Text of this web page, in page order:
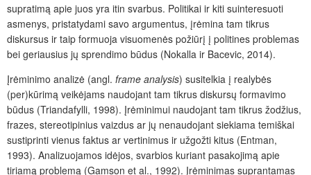
supratimą apie juos yra itin svarbus. Politikai ir kiti suinteresuoti
asmenys, pristatydami savo argumentus, įrėmina tam tikrus
diskursus ir taip formuoja visuomenės požiūrį į politines problemas
bei geriausius jų sprendimo būdus (Nokalla ir Bacevic, 2014).
Įrėminimo analizė (angl. frame analysis) susitelkia į realybės
(per)kūrimą veikėjams naudojant tam tikrus diskursų formavimo
būdus (Triandafylli, 1998). Įrėminimui naudojant tam tikrus žodžius,
frazes, stereotipinius vaizdus ar jų nenaudojant siekiama temiškai
sustiprinti vienus faktus ar vertinimus ir užgožti kitus (Entman,
1993). Analizuojamos idėjos, svarbios kuriant pasakojimą apie
tiriamą problemą (Gamson et al., 1992). Įrėminimas suprantamas